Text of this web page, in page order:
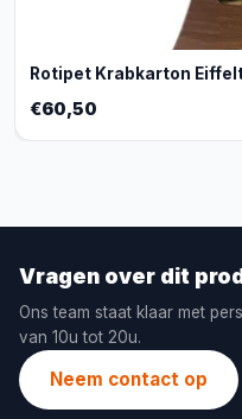
Rotipet Krabkarton
€60,50
Vragen over dit
Ons team staat klaar met
van 10u tot 20u.
Neem contact op